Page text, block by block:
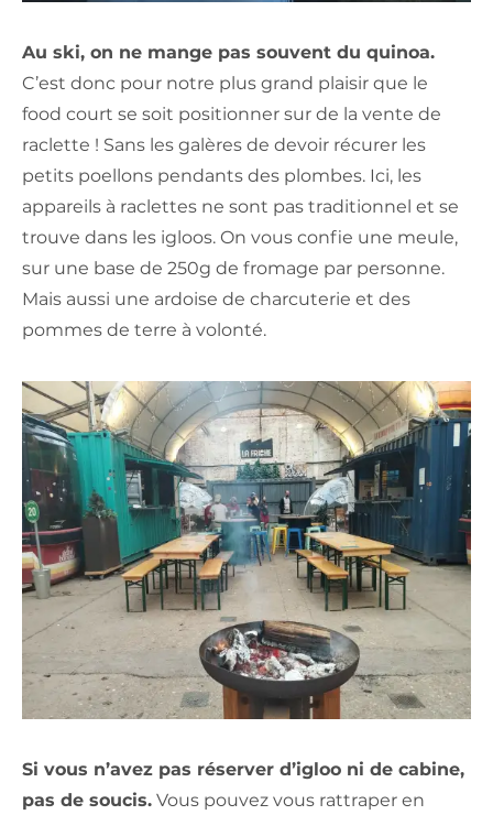
Au ski, on ne mange pas souvent du quinoa.
C’est donc pour notre plus grand plaisir que le
food court se soit positionner sur de la vente de
raclette ! Sans les galères de devoir récurer les
petits poellons pendants des plombes. Ici, les
appareils à raclettes ne sont pas traditionnel et se
trouve dans les igloos. On vous confie une meule,
sur une base de 250g de fromage par personne.
Mais aussi une ardoise de charcuterie et des
pommes de terre à volonté.
Si vous n’avez pas réserver d’igloo ni de cabine,
pas de soucis. Vous pouvez vous rattraper en